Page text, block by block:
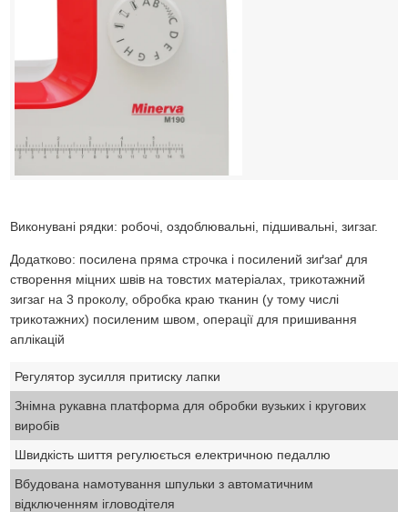
Виконувані рядки: робочі, оздоблювальні, підшивальні, зигзаг.
Додатково: посилена пряма строчка і посилений зиґзаґ для
створення міцних швів на товстих матеріалах, трикотажний
зигзаг на 3 проколу, обробка краю тканин (у тому числі
трикотажних) посиленим швом, операції для пришивання
аплікацій
Регулятор зусилля притиску лапки
Знімна рукавна платформа для обробки вузьких і кругових
виробів
Швидкість шиття регулюється електричною педаллю
Вбудована намотування шпульки з автоматичним
відключенням ігловодітеля